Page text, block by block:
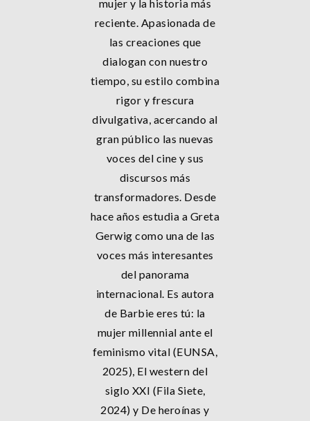
mujer y la historia más
reciente. Apasionada de
las creaciones que
dialogan con nuestro
tiempo, su estilo combina
rigor y frescura
divulgativa, acercando al
gran público las nuevas
voces del cine y sus
discursos más
transformadores. Desde
hace años estudia a Greta
Gerwig como una de las
voces más interesantes
del panorama
internacional. Es autora
de Barbie eres tú: la
mujer millennial ante el
feminismo vital (EUNSA,
2025), El western del
siglo XXI (Fila Siete,
2024) y De heroínas y